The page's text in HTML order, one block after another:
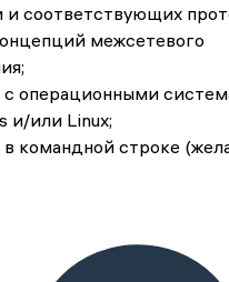
и соответствующих
межсетевого
операционными
и/или Linux;
командной строке